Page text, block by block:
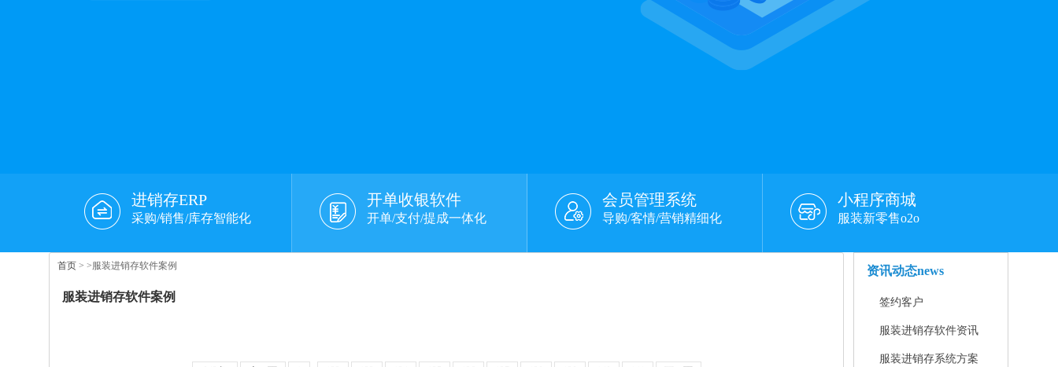
进销存ERP
采购/销售/库存智能化
开单收银软件
开单/支付/提成一体化
会员管理系统
导购/客情/营销精细化
小程序商城
服装新零售o2o
资讯动态news
签约客户
服装进销存软件资讯
服装进销存系统方案
首页 > >服装进销存软件案例
服装进销存软件案例